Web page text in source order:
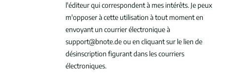
l'éditeur qui correspondent à mes intérêts. Je peux
m'opposer à cette utilisation à tout moment en
envoyant un courrier électronique à
support@bnote.de ou en cliquant sur le lien de
désinscription figurant dans les courriers
électroniques.